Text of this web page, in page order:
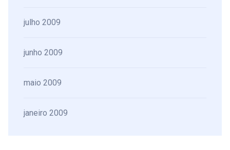
julho 2009
junho 2009
maio 2009
janeiro 2009